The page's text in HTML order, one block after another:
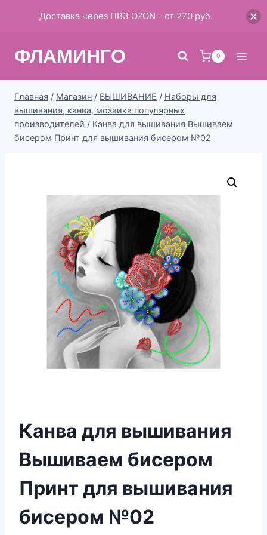
ФЛАМИНГО 0
Главная / Магазин / ВЫШИВАНИЕ / Наборы для
вышивания, канва, мозаика популярных
производителей / Канва для вышивания Вышиваем
бисером Принт для вышивания бисером №02
Канва для вышивания
Вышиваем бисером
Принт для вышивания
бисером №02
Доставка через ПВЗ OZON - от 270 руб.